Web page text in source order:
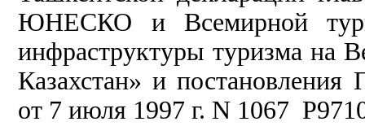
ЮНЕСКО и Всемирной
инфраструктуры туризма на
Казахстан» и постановления
от 7 июля 1997 г. N 1067